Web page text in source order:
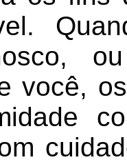
você,